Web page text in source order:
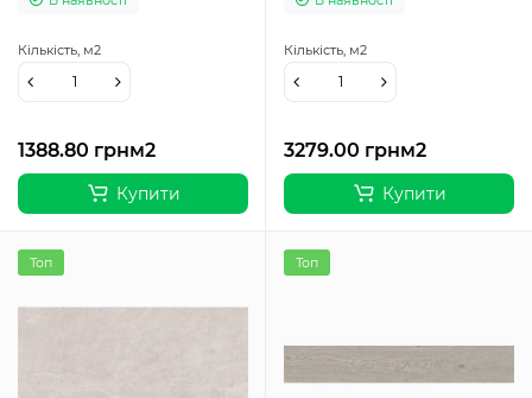
1388.80 грнм2
Кількість, м2
Купити
3279.00 грнм2
Кількість, м2
Купити
Топ Топ